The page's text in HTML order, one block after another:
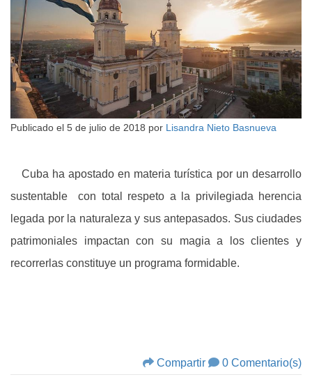
Publicado el 5 de julio de 2018 por Lisandra Nieto Basnueva
Cuba ha apostado en materia turística por un desarrollo
sustentable con total respeto a la privilegiada herencia
legada por la naturaleza y sus antepasados. Sus ciudades
patrimoniales impactan con su magia a los clientes y
recorrerlas constituye un programa formidable.
Compartir 0 Comentario(s)